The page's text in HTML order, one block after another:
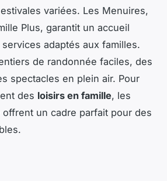
variées. Les Menuires,
Plus, garantit un accueil
adaptés aux familles.
de randonnée faciles, des
spectacles en plein air. Pour
des loisirs en famille, les
un cadre parfait pour des